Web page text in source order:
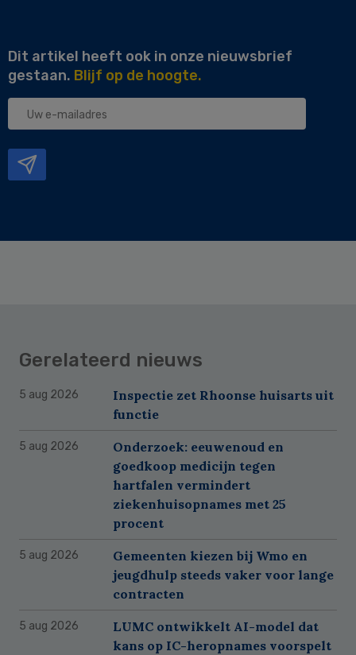
Dit artikel heeft ook in onze nieuwsbrief
gestaan. Blijf op de hoogte.
Uw
Gerelateerd nieuws
5 aug 2026
Inspectie zet Rhoonse huisarts uit
functie
5 aug 2026
Onderzoek: eeuwenoud en
goedkoop medicijn tegen
hartfalen vermindert
ziekenhuisopnames met 25
procent
5 aug 2026
Gemeenten kiezen bij Wmo en
jeugdhulp steeds vaker voor lange
contracten
5 aug 2026
LUMC ontwikkelt AI-model dat
kans op IC-heropnames voorspelt